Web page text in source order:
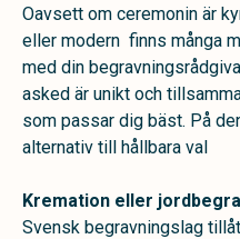
Oavsett om ceremonin är
eller modern finns många
med din
asked är unikt och
som passar dig bäst. På
alternativ till hållbara val
Kremation eller
Svensk begravningslag